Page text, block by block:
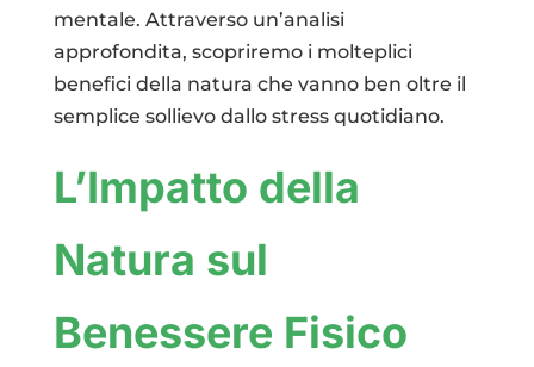
mentale. Attraverso un’analisi
approfondita, scopriremo i molteplici
benefici della natura che vanno ben oltre il
semplice sollievo dallo stress quotidiano.
L’Impatto della
Natura sul
Benessere Fisico